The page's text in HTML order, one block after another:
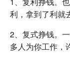
利，拿到了利就
2、复式挣钱。
多人为你工作，